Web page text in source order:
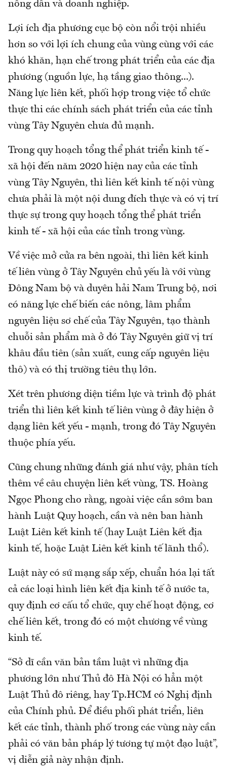
nông dân và doanh nghiệp.
Lợi ích địa phương cục bộ còn nổi trội nhiều
hơn so với lợi ích chung của vùng cùng với các
khó khăn, hạn chế trong phát triển của các địa
phương (nguồn lực, hạ tầng giao thông...).
Năng lực liên kết, phối hợp trong việc tổ chức
thực thi các chính sách phát triển của các tỉnh
vùng Tây Nguyên chưa đủ mạnh.
Trong quy hoạch tổng thể phát triển kinh tế -
xã hội đến năm 2020 hiện nay của các tỉnh
vùng Tây Nguyên, thì liên kết kinh tế nội vùng
chưa phải là một nội dung đích thực và có vị trí
thực sự trong quy hoạch tổng thể phát triển
kinh tế - xã hội của các tỉnh trong vùng.
Về việc mở cửa ra bên ngoài, thì liên kết kinh
tế liên vùng ở Tây Nguyên chủ yếu là với vùng
Đông Nam bộ và duyên hải Nam Trung bộ, nơi
có năng lực chế biến các nông, lâm phẩm
nguyên liệu sơ chế của Tây Nguyên, tạo thành
chuỗi sản phẩm mà ở đó Tây Nguyên giữ vị trí
khâu đầu tiên (sản xuất, cung cấp nguyên liệu
thô) và có thị trường tiêu thụ lớn.
Xét trên phương diện tiềm lực và trình độ phát
triển thì liên kết kinh tế liên vùng ở đây hiện ở
dạng liên kết yếu - mạnh, trong đó Tây Nguyên
thuộc phía yếu.
Cũng chung những đánh giá như vậy, phân tích
thêm về câu chuyện liên kết vùng, TS. Hoàng
Ngọc Phong cho rằng, ngoài việc cần sớm ban
hành Luật Quy hoạch, cần và nên ban hành
Luật Liên kết kinh tế (hay Luật Liên kết địa
kinh tế, hoặc Luật Liên kết kinh tế lãnh thổ).
Luật này có sứ mạng sắp xếp, chuẩn hóa lại tất
cả các loại hình liên kết địa kinh tế ở nước ta,
quy định cơ cấu tổ chức, quy chế hoạt động, cơ
chế liên kết, trong đó có một chương về vùng
kinh tế.
“Sở dĩ cần văn bản tầm luật vì những địa
phương lớn như Thủ đô Hà Nội có hẳn một
Luật Thủ đô riêng, hay Tp.HCM có Nghị định
của Chính phủ. Để điều phối phát triển, liên
kết các tỉnh, thành phố trong các vùng này cần
phải có văn bản pháp lý tương tự một đạo luật”,
vị diễn giả này nhận định.